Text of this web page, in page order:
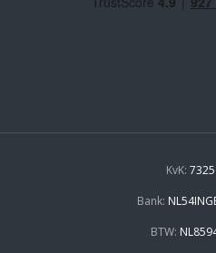
KvK:
Bank:
BTW: